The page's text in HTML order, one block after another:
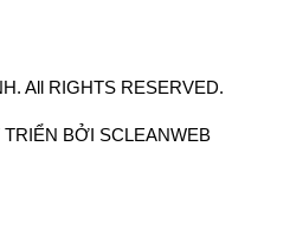
All RIGHTS RESERVED.
BỞI SCLEANWEB